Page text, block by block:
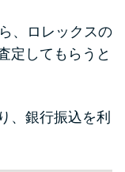
、ロレックスの
定してもらうと
、銀行振込を利